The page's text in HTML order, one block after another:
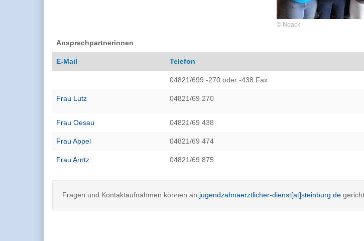
© Noack
Ansprechpartnerinnen
E-Mail Telefon
04821/699 -270 oder -438 Fax
Frau Lutz 04821/69 270
Frau Oesau 04821/69 438
Frau Appel 04821/69 474
Frau Arntz 04821/69 875
Fragen und Kontaktaufnahmen können an jugendzahnaerztlicher-dienst[at]steinburg.de